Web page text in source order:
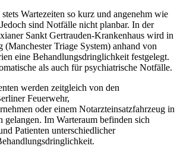
Wartezeiten so kurz und angenehm wie
sind Notfälle nicht planbar. In der
Sankt Gertrauden-Krankenhaus wird in
(Manchester Triage System) anhand von
eine Behandlungsdringlichkeit festgelegt.
als auch für psychiatrische Notfälle.
werden zeitgleich von den
Feuerwehr,
oder einem Notarzteinsatzfahrzeug in
gelangen. Im Warteraum befinden sich
Patienten unterschiedlicher